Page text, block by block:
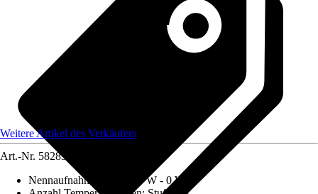
Weitere Artikel des Verkäufers
Art.-Nr. 5828383
Nennaufnahmeleistung
0 W - 0 W